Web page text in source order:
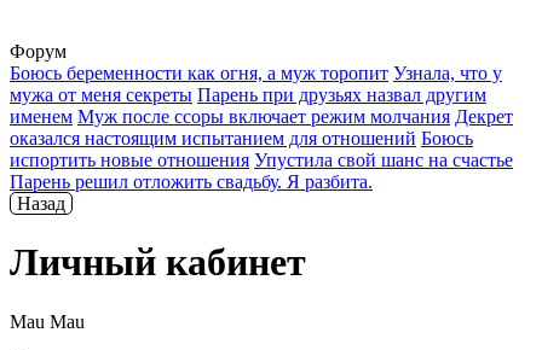
Форум
Боюсь беременности как огня, а муж торопит Узнала, что у
мужа от меня секреты Парень при друзьях назвал другим
именем Муж после ссоры включает режим молчания Декрет
оказался настоящим испытанием для отношений Боюсь
испортить новые отношения Упустила свой шанс на счастье
Парень решил отложить свадьбу. Я разбита.
Назад
Личный кабинет
Mau Mau